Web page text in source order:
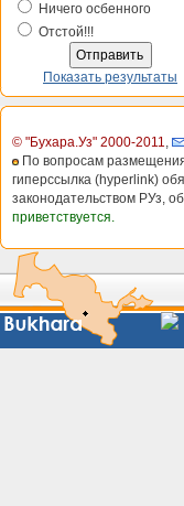
Ничего осбенного
Отстой!!!
Показать результаты
© "Бухара.Уз" 2000-2011,
По вопросам
гиперссылка (hyperlink)
законодательством РУз,
приветствуется.